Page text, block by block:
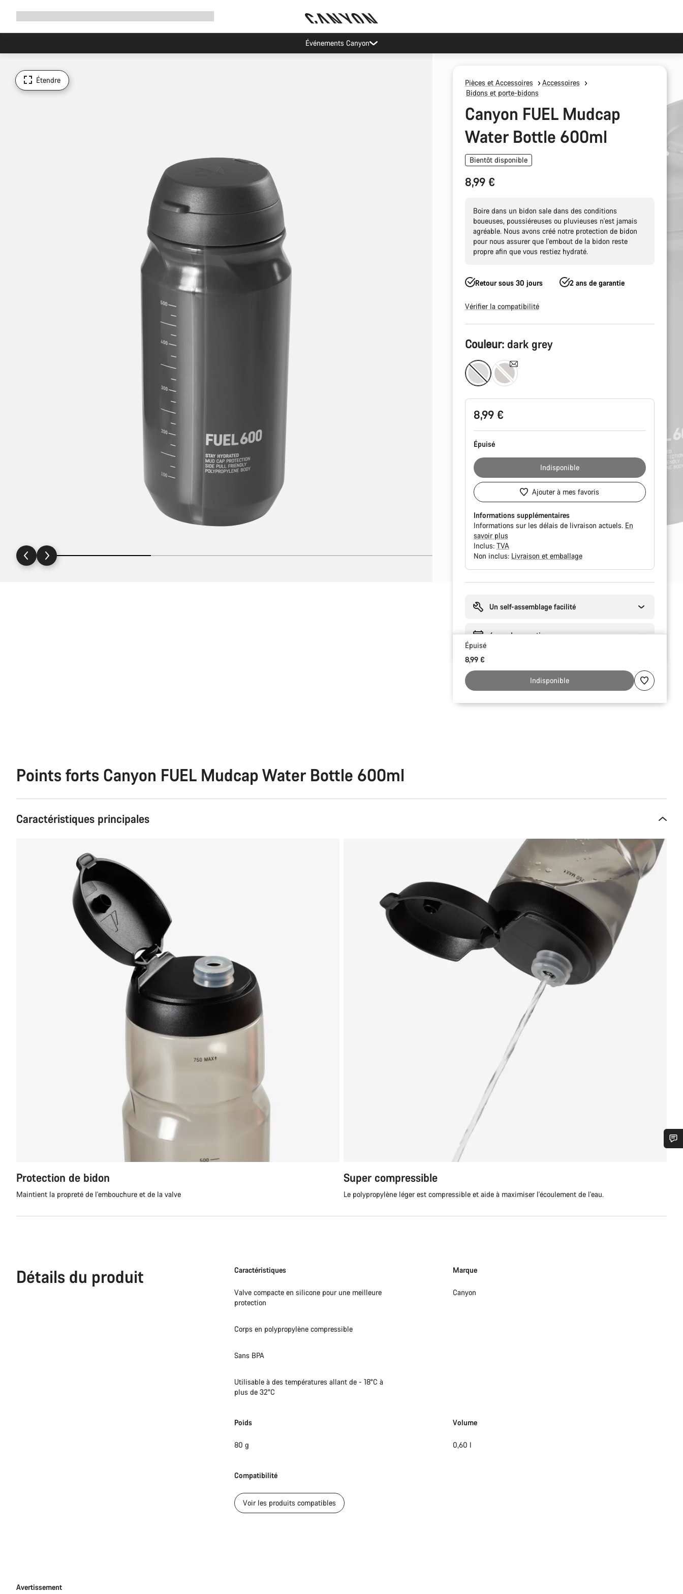
navigation
Événements Canyon
Étendre Pièces et Accessoires
Accessoires
Bidons et porte-bidons
Canyon FUEL Mudcap
Water Bottle 600ml
Bientôt disponible
8,99 €
Boire dans un bidon sale dans des conditions
boueuses, poussiéreuses ou pluvieuses n'est jamais
agréable. Nous avons créé notre protection de bidon
pour nous assurer que l'embout de la bidon reste
propre afin que vous restiez hydraté.
Retour sous 30 jours 2 ans de garantie
Vérifier la compatibilité
Configuration
du
produit
Couleur: dark grey
8,99 €
Épuisé
Indisponible
Ajouter à mes favoris
Informations supplémentaires
Informations sur les délais de livraison actuels. En
savoir plus
Inclus: TVA
Non inclus: Livraison et emballage
Un self-assemblage facilité
6 ans de garantie
Épuisé
8,99 €
Indisponible
Points forts Canyon FUEL Mudcap Water Bottle 600ml
Caractéristiques principales
Protection de bidon
Maintient la propreté de l'embouchure et de la valve
Super compressible
Le polypropylène léger est compressible et aide à maximiser l'écoulement de l'eau.
Détails du produit Caractéristiques
Valve compacte en silicone pour une meilleure
protection
Corps en polypropylène compressible
Sans BPA
Utilisable à des températures allant de - 18°C à
plus de 32°C
Marque
Canyon
Poids
80 g
Volume
0,60 l
Compatibilité
Voir les produits compatibles
Avertissement
Avertissement
Besoin d’aide ?
Démarrer le Chat